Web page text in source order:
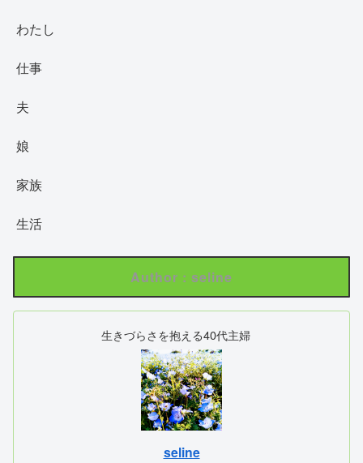
わたし
仕事
夫
娘
家族
生活
Author : seline
生きづらさを抱える40代主婦
seline